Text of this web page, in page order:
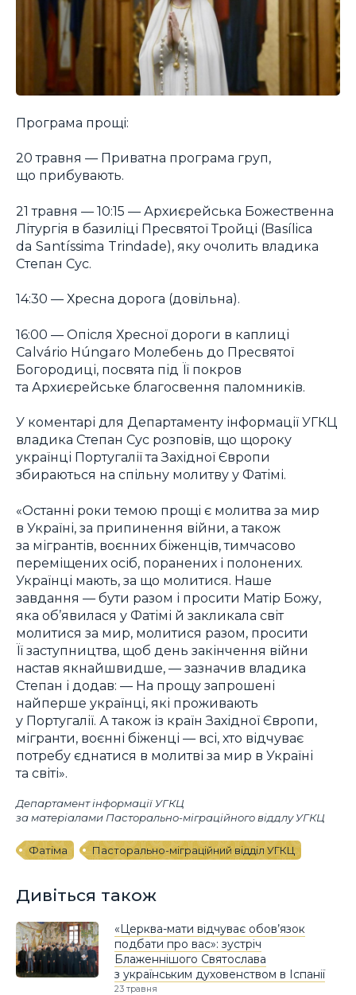
Програма прощі:
20 травня — Приватна програма груп,
що прибувають.
21 травня — 10:15 — Архиєрейська Божественна
Літургія в базиліці Пресвятої Тройці (Basílica
da Santíssima Trindade), яку очолить владика
Степан Сус.
14:30 — Хресна дорога (довільна).
16:00 — Опісля Хресної дороги в каплиці
Calvário Húngaro Молебень до Пресвятої
Богородиці, посвята під Її покров
та Архиєрейське благосвення паломників.
У коментарі для Департаменту інформації УГКЦ
владика Степан Сус розповів, що щороку
українці Португалії та Західної Європи
збираються на спільну молитву у Фатімі.
«Останні роки темою прощі є молитва за мир
в Україні, за припинення війни, а також
за мігрантів, воєнних біженців, тимчасово
переміщених осіб, поранених і полонених.
Українці мають, за що молитися. Наше
завдання — бути разом і просити Матір Божу,
яка об’явилася у Фатімі й закликала світ
молитися за мир, молитися разом, просити
Її заступництва, щоб день закінчення війни
настав якнайшвидше, — зазначив владика
Степан і додав: — На прощу запрошені
найперше українці, які проживають
у Португалії. А також із країн Західної Європи,
мігранти, воєнні біженці — всі, хто відчуває
потребу єднатися в молитві за мир в Україні
та світі».
Департамент інформації УГКЦ
за матеріалами Пасторально-міграційного віддлу УГКЦ
Фатіма Пасторально-міграційний відділ УГКЦ
Дивіться також
«Церква-мати відчуває обов’язок
подбати про вас»: зустріч
Блаженнішого Святослава
з українським духовенством в Іспанії
23 травня